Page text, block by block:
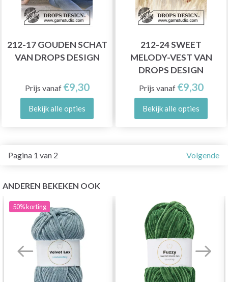
212-17 GOUDEN SCHAT
VAN DROPS DESIGN
Prijs vanaf €9,30
Bekijk alle opties
212-24 SWEET
MELODY-VEST VAN
DROPS DESIGN
Prijs vanaf €9,30
Bekijk alle opties
Pagina 1 van 2 Volgende
ANDEREN BEKEKEN OOK
50%korting